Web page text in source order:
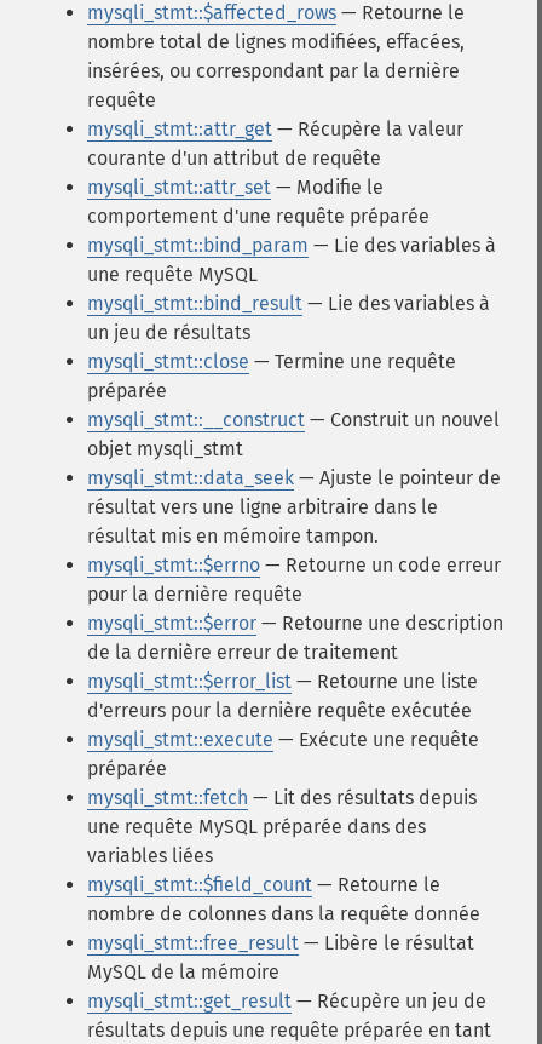
mysqli_stmt::$affected_rows — Retourne le
nombre total de lignes modifiées, effacées,
insérées, ou correspondant par la dernière
requête
mysqli_stmt::attr_get — Récupère la valeur
courante d'un attribut de requête
mysqli_stmt::attr_set — Modifie le
comportement d'une requête préparée
mysqli_stmt::bind_param — Lie des variables à
une requête MySQL
mysqli_stmt::bind_result — Lie des variables à
un jeu de résultats
mysqli_stmt::close — Termine une requête
préparée
mysqli_stmt::__construct — Construit un nouvel
objet mysqli_stmt
mysqli_stmt::data_seek — Ajuste le pointeur de
résultat vers une ligne arbitraire dans le
résultat mis en mémoire tampon.
mysqli_stmt::$errno — Retourne un code erreur
pour la dernière requête
mysqli_stmt::$error — Retourne une description
de la dernière erreur de traitement
mysqli_stmt::$error_list — Retourne une liste
d'erreurs pour la dernière requête exécutée
mysqli_stmt::execute — Exécute une requête
préparée
mysqli_stmt::fetch — Lit des résultats depuis
une requête MySQL préparée dans des
variables liées
mysqli_stmt::$field_count — Retourne le
nombre de colonnes dans la requête donnée
mysqli_stmt::free_result — Libère le résultat
MySQL de la mémoire
mysqli_stmt::get_result — Récupère un jeu de
résultats depuis une requête préparée en tant